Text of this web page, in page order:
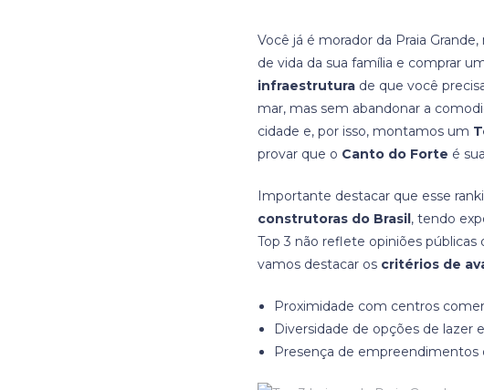
Você já é morador da Praia
de vida da sua família e comprar
infraestrutura de que você
mar, mas sem abandonar a
cidade e, por isso, montamos um
provar que o Canto do Forte é
Importante destacar que esse
construtoras do Brasil, tendo
Top 3 não reflete opiniões
vamos destacar os critérios de
Proximidade com centros
Diversidade de opções de lazer
Presença de empreendimentos